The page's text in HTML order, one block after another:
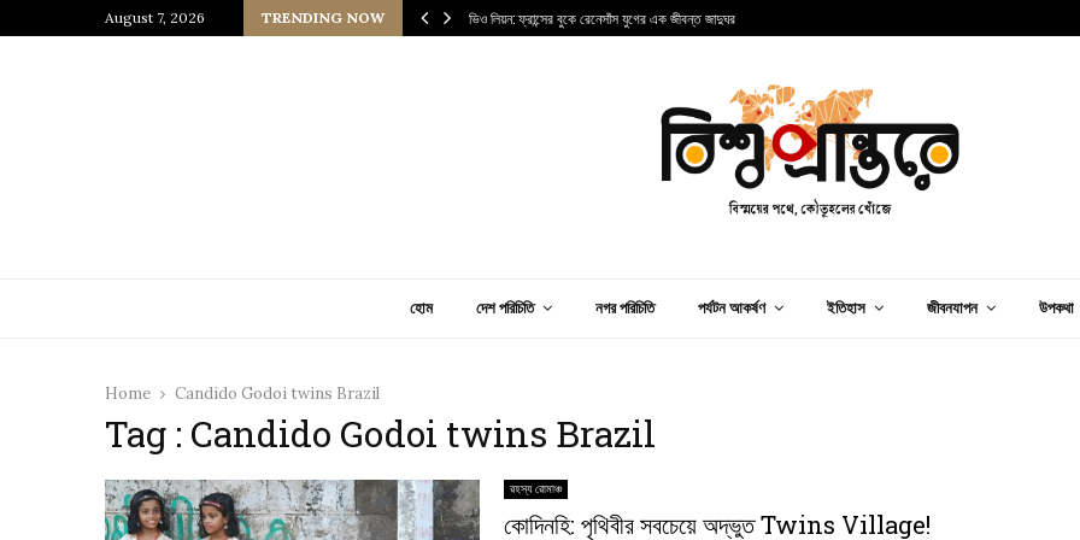
August 7, 2026 TRENDING NOW
জাপানি আধ্যাত্মিকতার ছোঁয়া ভিও লিয়ন: ফ্রান্সের বুকে রেনেসাঁস যুগের এক জীবন্ত জাদুঘর
হোম দেশ পরিচিতি নগর পরিচিতি পর্যটন আকর্ষণ ইতিহাস জীবনযাপন উপকথা
Home Candido Godoi twins Brazil
Tag : Candido Godoi twins Brazil
রহস্য রোমাঞ্চ
কোদিনহি: পৃথিবীর সবচেয়ে অদ্ভুত Twins Village!